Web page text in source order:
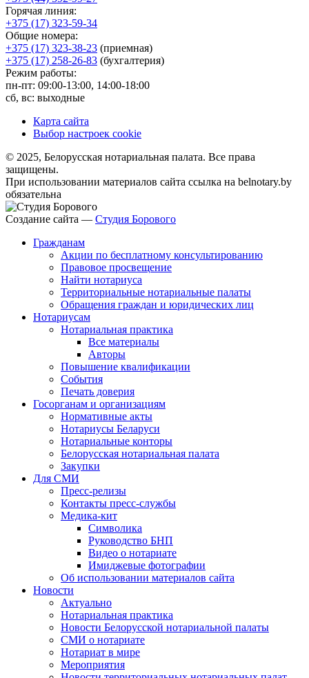
Горячая линия:
+375 (17) 323-59-34
Общие номера:
+375 (17) 323-38-23 (приемная)
+375 (17) 258-26-83 (бухгалтерия)
Режим работы:
пн-пт: 09:00-13:00, 14:00-18:00
сб, вс: выходные
Карта сайта
Выбор настроек cookie
© 2025, Белорусская нотариальная палата. Все права
защищены.
При использовании материалов сайта ссылка на belnotary.by
обязательна
Создание сайта — Студия Борового
Гражданам
Акции по бесплатному консультированию
Правовое просвещение
Найти нотариуса
Территориальные нотариальные палаты
Обращения граждан и юридических лиц
Нотариусам
Нотариальная практика
Все материалы
Авторы
Повышение квалификации
События
Печать доверия
Госорганам и организациям
Нормативные акты
Нотариусы Беларуси
Нотариальные конторы
Белорусская нотариальная палата
Закупки
Для СМИ
Пресс-релизы
Контакты пресс-службы
Медика-кит
Символика
Руководство БНП
Видео о нотариате
Имиджевые фотографии
Об использовании материалов сайта
Новости
Актуально
Нотариальная практика
Новости Белорусской нотариальной палаты
СМИ о нотариате
Нотариат в мире
Мероприятия